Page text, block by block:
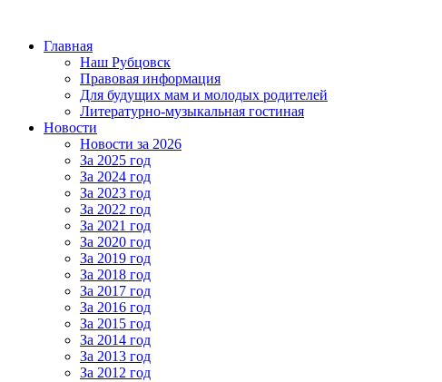
Главная
Наш Рубцовск
Правовая информация
Для будущих мам и молодых родителей
Литературно-музыкальная гостиная
Новости
Новости за 2026
За 2025 год
За 2024 год
За 2023 год
За 2022 год
За 2021 год
За 2020 год
За 2019 год
За 2018 год
За 2017 год
За 2016 год
За 2015 год
За 2014 год
За 2013 год
За 2012 год